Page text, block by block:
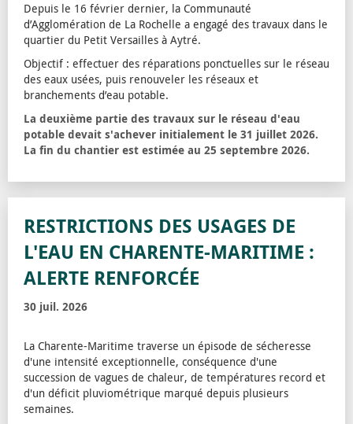
Depuis le 16 février dernier, la Communauté
d’Agglomération de La Rochelle a engagé des travaux dans le
quartier du Petit Versailles à Aytré.
Objectif : effectuer des réparations ponctuelles sur le réseau
des eaux usées, puis renouveler les réseaux et
branchements d’eau potable.
La deuxième partie des travaux sur le réseau d'eau
potable devait s'achever initialement le 31 juillet 2026.
La fin du chantier est estimée au 25 septembre 2026.
RESTRICTIONS DES USAGES DE
L'EAU EN CHARENTE-MARITIME :
ALERTE RENFORCÉE
30 juil. 2026
La Charente-Maritime traverse un épisode de sécheresse
d'une intensité exceptionnelle, conséquence d'une
succession de vagues de chaleur, de températures record et
d'un déficit pluviométrique marqué depuis plusieurs
semaines.